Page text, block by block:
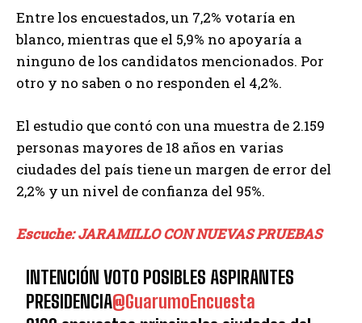
Entre los encuestados, un 7,2% votaría en
blanco, mientras que el 5,9% no apoyaría a
ninguno de los candidatos mencionados. Por
otro y no saben o no responden el 4,2%.
El estudio que contó con una muestra de 2.159
personas mayores de 18 años en varias
ciudades del país tiene un margen de error del
2,2% y un nivel de confianza del 95%.
Escuche: JARAMILLO CON NUEVAS PRUEBAS
INTENCIÓN VOTO POSIBLES ASPIRANTES
PRESIDENCIA@GuarumoEncuesta